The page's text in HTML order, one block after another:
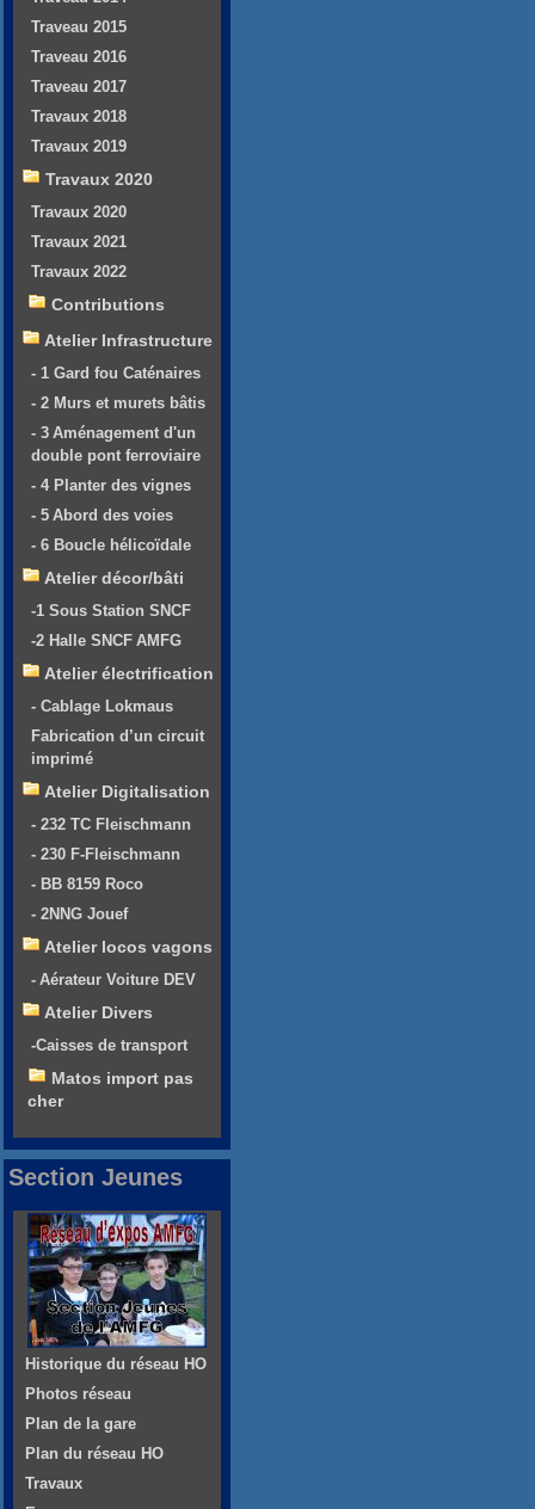
Traveau 2015
Traveau 2016
Traveau 2017
Travaux 2018
Travaux 2019
Travaux 2020
Travaux 2020
Travaux 2021
Travaux 2022
Contributions
Atelier Infrastructure
- 1 Gard fou Caténaires
- 2 Murs et murets bâtis
- 3 Aménagement d'un
double pont ferroviaire
- 4 Planter des vignes
- 5 Abord des voies
- 6 Boucle hélicoïdale
Atelier décor/bâti
-1 Sous Station SNCF
-2 Halle SNCF AMFG
Atelier électrification
- Cablage Lokmaus
Fabrication d’un circuit
imprimé
Atelier Digitalisation
- 232 TC Fleischmann
- 230 F-Fleischmann
- BB 8159 Roco
- 2NNG Jouef
Atelier locos vagons
- Aérateur Voiture DEV
Atelier Divers
-Caisses de transport
Matos import pas
cher
Section Jeunes
Historique du réseau HO
Photos réseau
Plan de la gare
Plan du réseau HO
Travaux